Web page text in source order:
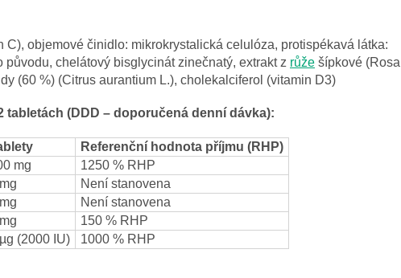
C), objemové činidlo: mikrokrystalická celulóza, protispékavá látka:
původu, chelátový bisglycinát zinečnatý, extrakt z růže šípkové (Rosa
(60 %) (Citrus aurantium L.), cholekalciferol (vitamin D3)
tabletách (DDD – doporučená denní dávka):
Referenční hodnota příjmu (RHP)
mg
1250 % RHP
Není stanovena
Není stanovena
150 % RHP
(2000 IU) 1000 % RHP